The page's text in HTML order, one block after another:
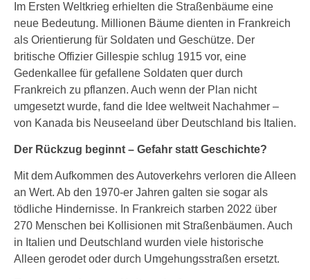
Im Ersten Weltkrieg erhielten die Straßenbäume eine
neue Bedeutung. Millionen Bäume dienten in Frankreich
als Orientierung für Soldaten und Geschütze. Der
britische Offizier Gillespie schlug 1915 vor, eine
Gedenkallee für gefallene Soldaten quer durch
Frankreich zu pflanzen. Auch wenn der Plan nicht
umgesetzt wurde, fand die Idee weltweit Nachahmer –
von Kanada bis Neuseeland über Deutschland bis Italien.
Der Rückzug beginnt – Gefahr statt Geschichte?
Mit dem Aufkommen des Autoverkehrs verloren die Alleen
an Wert. Ab den 1970-er Jahren galten sie sogar als
tödliche Hindernisse. In Frankreich starben 2022 über
270 Menschen bei Kollisionen mit Straßenbäumen. Auch
in Italien und Deutschland wurden viele historische
Alleen gerodet oder durch Umgehungsstraßen ersetzt.